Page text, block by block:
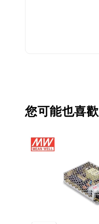
您可能也喜歡